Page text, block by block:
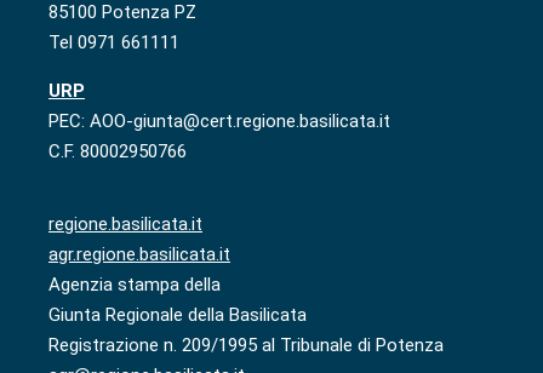
85100 Potenza PZ
Tel 0971 661111
URP
PEC: AOO-giunta@cert.regione.basilicata.it
C.F. 80002950766
regione.basilicata.it
agr.regione.basilicata.it
Agenzia stampa della
Giunta Regionale della Basilicata
Registrazione n. 209/1995 al Tribunale di Potenza